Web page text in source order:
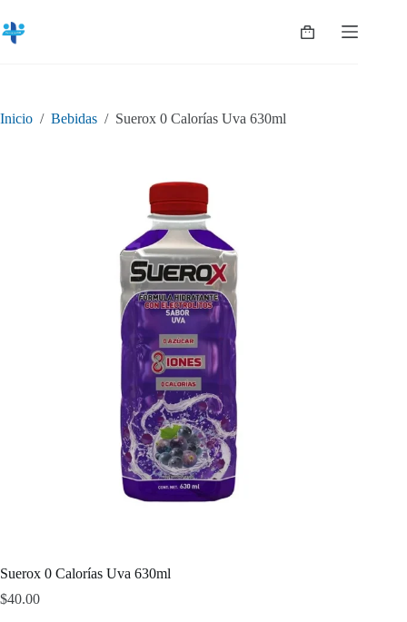
al
contenido
Shopping
Inicio / Bebidas / Suerox 0 Calorías Uva 630ml
Suerox 0 Calorías Uva 630ml
$40.00